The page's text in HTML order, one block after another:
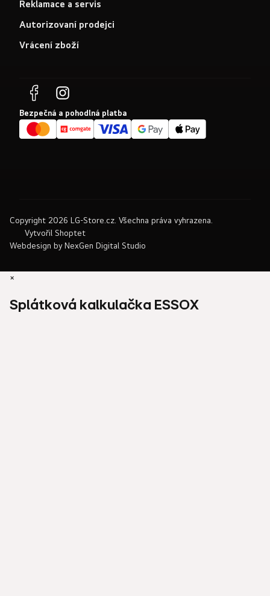
Reklamace a servis
Autorizovaní prodejci
Vrácení zboží
Bezpečná a pohodlná platba
Webdesign by NexGen Digital Studio
Vytvořil Shoptet
Copyright 2026 LG-Store.cz . Všechna práva vyhrazena.
×
Splátková kalkulačka ESSOX